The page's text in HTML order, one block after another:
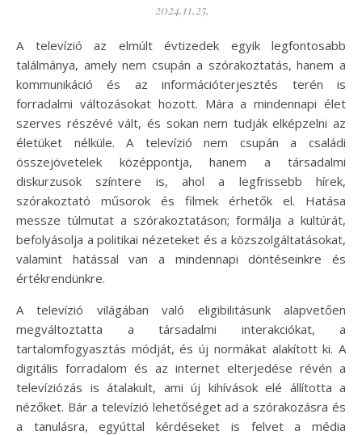
2024.11.25.
A televízió az elmúlt évtizedek egyik legfontosabb
találmánya, amely nem csupán a szórakoztatás, hanem a
kommunikáció és az információterjesztés terén is
forradalmi változásokat hozott. Mára a mindennapi élet
szerves részévé vált, és sokan nem tudják elképzelni az
életüket nélküle. A televízió nem csupán a családi
összejövetelek középpontja, hanem a társadalmi
diskurzusok színtere is, ahol a legfrissebb hírek,
szórakoztató műsorok és filmek érhetők el. Hatása
messze túlmutat a szórakoztatáson; formálja a kultúrát,
befolyásolja a politikai nézeteket és a közszolgáltatásokat,
valamint hatással van a mindennapi döntéseinkre és
értékrendünkre.
A televízió világában való eligibilitásunk alapvetően
megváltoztatta a társadalmi interakciókat, a
tartalomfogyasztás módját, és új normákat alakított ki. A
digitális forradalom és az internet elterjedése révén a
televíziózás is átalakult, ami új kihívások elé állította a
nézőket. Bár a televízió lehetőséget ad a szórakozásra és
a tanulásra, egyúttal kérdéseket is felvet a média